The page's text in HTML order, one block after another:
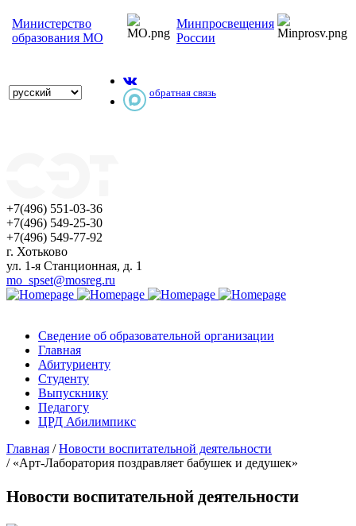
Министерство
образования МО
Минпросвещения
России
обратная связь
+7(496) 551-03-36
+7(496) 549-25-30
+7(496) 549-77-92
г. Хотьково
ул. 1-я Станционная, д. 1
mo_spset@mosreg.ru
Сведение об образовательной организации
Главная
Абитуриенту
Студенту
Выпускнику
Педагогу
ЦРД Абилимпикс
Главная /Новости воспитательной деятельности
/ «Арт-Лаборатория поздравляет бабушек и дедушек»
Новости воспитательной деятельности